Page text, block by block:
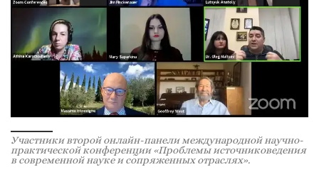
Участники второй онлайн-панели международной научно-
практической конференции «Проблемы источниковедения
в современной науке и сопряженных отраслях».